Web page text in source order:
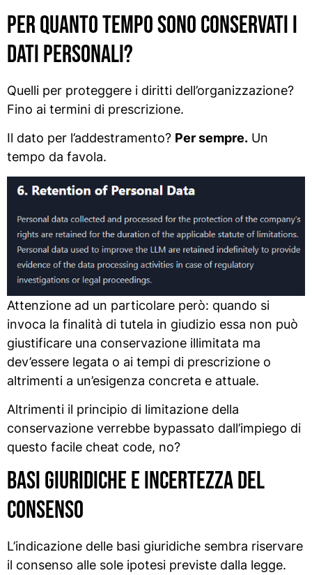
Per quanto tempo sono conservati i
dati personali?
Quelli per proteggere i diritti dell’organizzazione?
Fino ai termini di prescrizione.
Il dato per l’addestramento? Per sempre. Un
tempo da favola.
Attenzione ad un particolare però: quando si
invoca la finalità di tutela in giudizio essa non può
giustificare una conservazione illimitata ma
dev’essere legata o ai tempi di prescrizione o
altrimenti a un’esigenza concreta e attuale.
Altrimenti il principio di limitazione della
conservazione verrebbe bypassato dall’impiego di
questo facile cheat code, no?
Basi giuridiche e incertezza del
consenso
L’indicazione delle basi giuridiche sembra riservare
il consenso alle sole ipotesi previste dalla legge.